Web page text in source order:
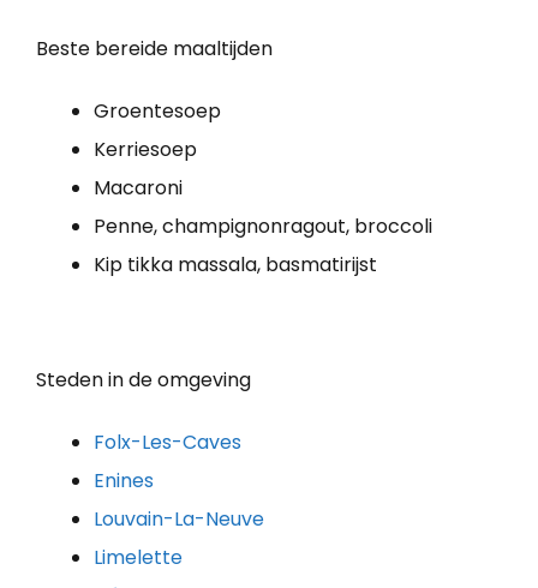
Beste bereide maaltijden
Groentesoep
Kerriesoep
Macaroni
Penne, champignonragout, broccoli
Kip tikka massala, basmatirijst
Steden in de omgeving
Folx-Les-Caves
Enines
Louvain-La-Neuve
Limelette